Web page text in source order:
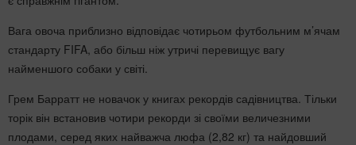
Вага овоча приблизно відповідає чотирьом футбольним м’ячам
стандарту FIFA, або більш ніж утричі перевищує вагу
найменшого собаки у світі.
Грем Барратт не новачок у книгах рекордів садівництва. Тільки
торік він встановив чотири рекорди зі своїми величезними
плодами, серед яких найважча люфа (2,82 кг) та найдовший